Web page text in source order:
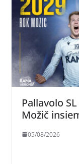
Pallavolo
Možič
05/08/2026